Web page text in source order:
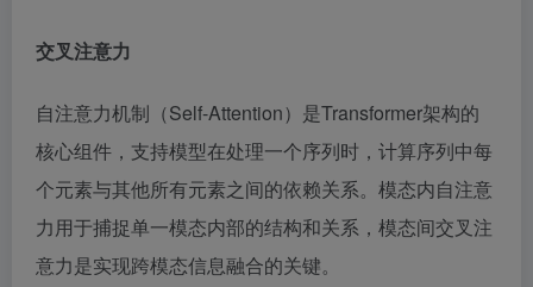
交叉注意力
自注意力机制（Self-Attention）是Transformer架构的
核心组件，支持模型在处理一个序列时，计算序列中每
个元素与其他所有元素之间的依赖关系。模态内自注意
力用于捕捉单一模态内部的结构和关系，模态间交叉注
意力是实现跨模态信息融合的关键。